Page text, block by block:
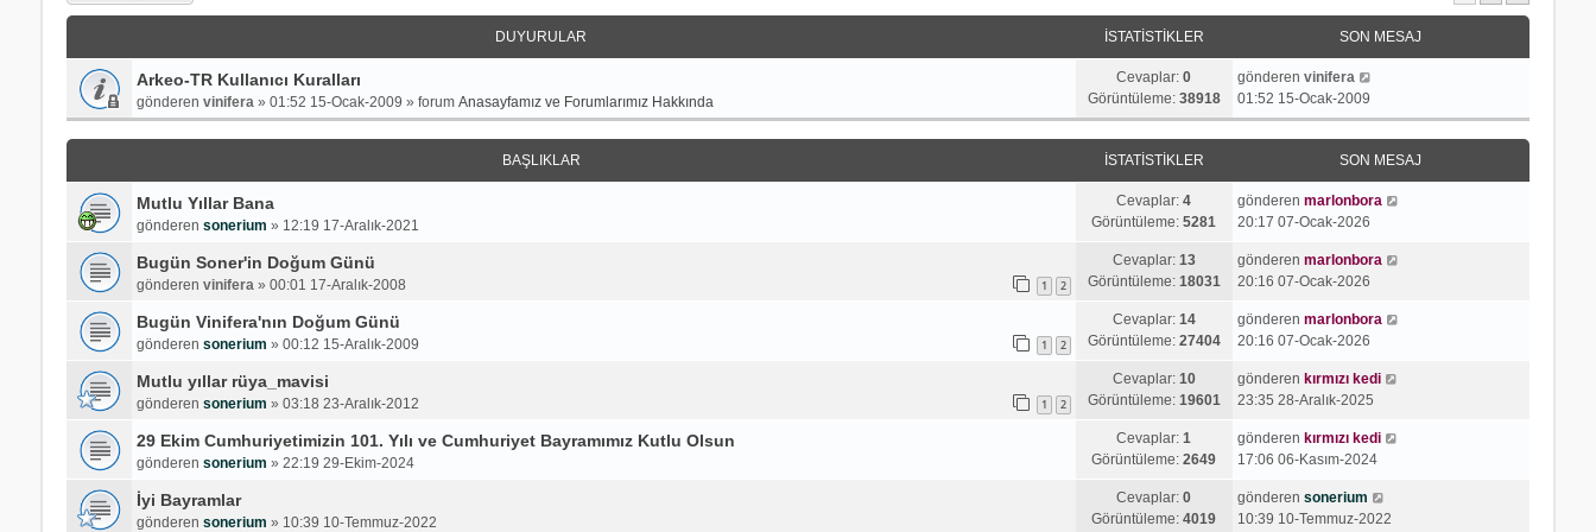
DUYURULAR İSTATISTIKLER SON MESAJ
Arkeo-TR Kullanıcı Kuralları
gönderen vinifera» 01:52 15-Ocak-2009 » forum Anasayfamız ve Forumlarımız Hakkında
Cevaplar:0
Görüntüleme: 38918
gönderen vinifera
01:52 15-Ocak-2009
BAŞLIKLAR İSTATISTIKLER SON MESAJ
Mutlu Yıllar Bana
gönderen sonerium » 12:19 17-Aralık-2021
Cevaplar:4
Görüntüleme:5281
gönderen marlonbora
20:17 07-Ocak-2026
Bugün Soner'in Doğum Günü
gönderen vinifera» 00:01 17-Aralık-2008 1 2
Cevaplar: 13
Görüntüleme: 18031
gönderen marlonbora
20:16 07-Ocak-2026
Bugün Vinifera'nın Doğum Günü
gönderen sonerium » 00:12 15-Aralık-2009 1 2
Cevaplar: 14
Görüntüleme: 27404
gönderen marlonbora
20:16 07-Ocak-2026
Mutlu yıllar rüya_mavisi
gönderen sonerium » 03:18 23-Aralık-2012 1 2
Cevaplar: 10
Görüntüleme: 19601
gönderen kırmızı kedi
23:35 28-Aralık-2025
29 Ekim Cumhuriyetimizin 101. Yılı ve Cumhuriyet Bayramımız Kutlu Olsun
gönderen sonerium » 22:19 29-Ekim-2024
Cevaplar:1
Görüntüleme:2649
gönderen kırmızı kedi
17:06 06-Kasım-2024
İyi Bayramlar
gönderen sonerium » 10:39 10-Temmuz-2022
Cevaplar:0
Görüntüleme:4019
gönderen sonerium
10:39 10-Temmuz-2022